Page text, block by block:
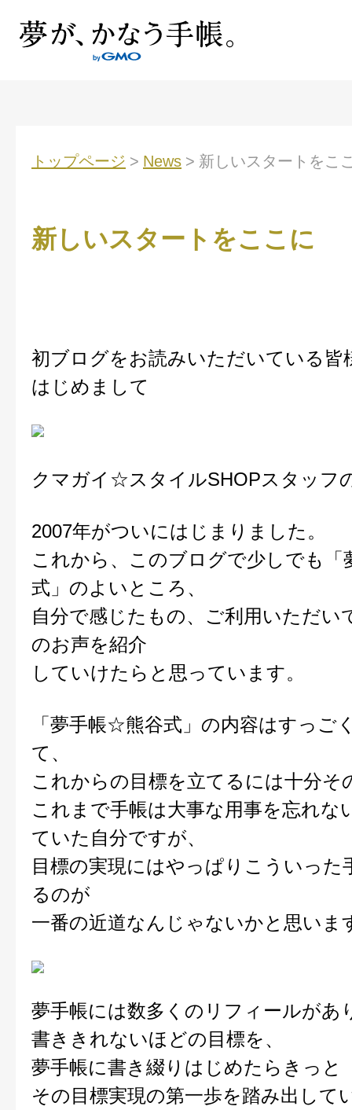
トップページ > News > 新しいスタートを
新しいスタートをここに
初ブログをお読みいただいている皆
はじめまして
クマガイ☆スタイルSHOPスタッフ
2007年がついにはじまりました。
これから、このブログで少しでも
式」のよいところ、
自分で感じたもの、ご利用いただい
のお声を紹介
していけたらと思っています。
「夢手帳☆熊谷式」の内容はすっご
て、
これからの目標を立てるには十分そ
これまで手帳は大事な用事を忘れな
ていた自分ですが、
目標の実現にはやっぱりこういった
るのが
一番の近道なんじゃないかと思いま
夢手帳には数多くのリフィールがあ
書ききれないほどの目標を、
夢手帳に書き綴りはじめたらきっと
その目標実現の第一歩を踏み出して